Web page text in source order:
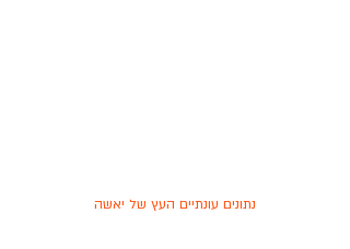
נתונים עונתיים העץ של יאשה